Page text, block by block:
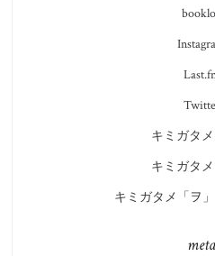
キミガタメ
キミガタメ
キミガタメ「ヲ」
meta